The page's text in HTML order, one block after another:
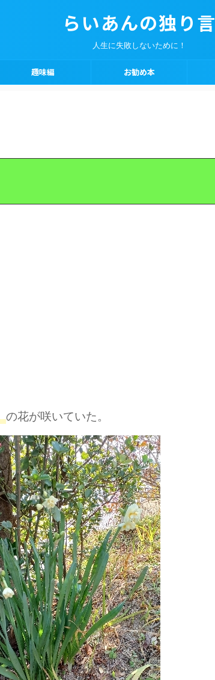
らいあんの独り言
人生に失敗しないために！
趣味編 お勧め本
の花が咲いていた。